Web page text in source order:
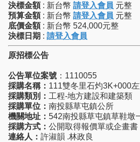
決標金額 : 新台幣 請登入會員 元整
預算金額 : 新台幣 請登入會員 元整
底價金額 : 新台幣 524,000元整
決標日期 : 請登入會員
原招標公告
公告單位案號 ：1110055
採購名稱： 111雙冬里石灼3K+000
採購類別： 工程-地方建設和建築類
採購單位： 南投縣草屯鎮公所
機關地址： 542南投縣草屯鎮草鞋墩
採購方式： 公開取得報價單或企畫書
連絡人： 許淑韻 .林政良